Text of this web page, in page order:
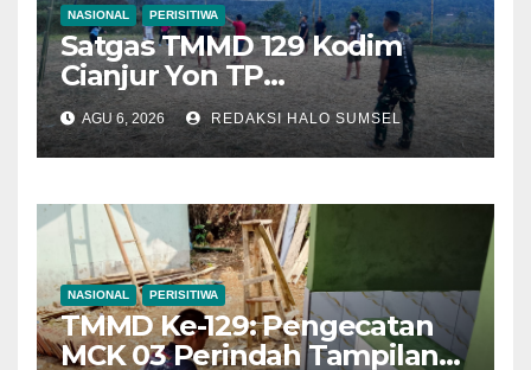
NASIONAL PERISITIWA
Satgas TMMD 129 Kodim
Cianjur Yon TP
938/Pancasona Eratkan
Silaturahmi Lewat Voli
Bersama Warga
AGU 6, 2026 REDAKSI HALO SUMSEL
NASIONAL PERISITIWA
TMMD Ke-129: Pengecatan
MCK 03 Perindah Tampilan